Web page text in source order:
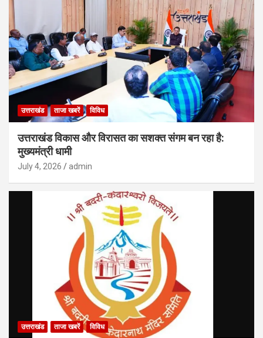
उत्तराखंड ताजा खबरें विविध
उत्तराखंड विकास और विरासत का सशक्त संगम बन रहा है:
मुख्यमंत्री धामी
July 4, 2026 admin
उत्तराखंड ताजा खबरें विविध